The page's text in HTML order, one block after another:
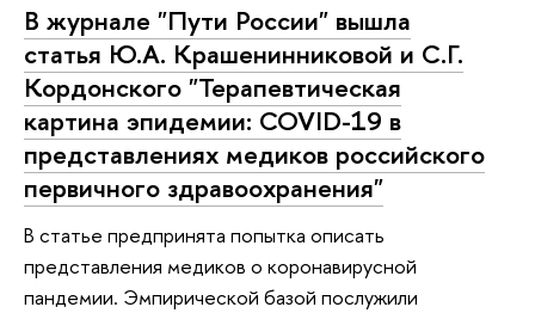
В журнале "Пути России" вышла
статья Ю.А. Крашенинниковой и С.Г.
Кордонского "Терапевтическая
картина эпидемии: COVID-19 в
представлениях медиков российского
первичного здравоохранения"
В статье предпринята попытка описать
представления медиков о коронавирусной
пандемии. Эмпирической базой послужили